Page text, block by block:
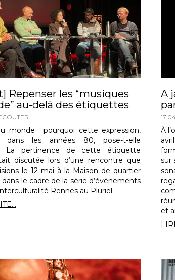
Repenser les “musiques
au-delà des étiquettes
monde : pourquoi cette expression,
dans les années 80, pose-t-elle
La pertinence de cette étiquette
discutée lors d’une rencontre que
le 12 mai à la Maison de quartier
dans le cadre de la série d’événements
Rennes au Pluriel.
A
À
sur
et